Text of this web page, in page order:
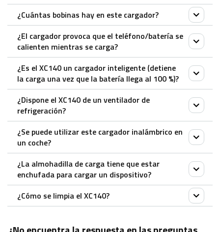
No, el XC140 está diseñado para cargar un teléfono
o accesorio con tecnología Qi.
¿Cuántas bobinas hay en este cargador?
El XC140 cuenta con una sola bobina.
¿El cargador provoca que el teléfono/batería se
calienten mientras se carga?
Todos los cargadores generan algo de calor mientras
se cargan. Los cargadores de pared, las bases de
carga e incluso los bancos de energía portátiles
pierden algo de energía en forma de calor. Los
cargadores inalámbricos no son diferentes; los
cargadores que han sido sometidos a extensas
pruebas de eficiencia minimizarán la cantidad de
energía desperdiciada por el calor. Los cargadores
inalámbricos de Rapoo, incluida la almohadilla XC140,
cuentan con protección contra el sobrecalentamiento
¿Es el XC140 un cargador inteligente (detiene
la carga una vez que la batería llega al 100 %)?
Sí.
¿Dispone el XC140 de un ventilador de
refrigeración?
La almohadilla de carga XC140 tiene un diseño
eficiente en cuanto al calor y sin ventilador que ayuda
a mantener el cargador fresco.
¿Se puede utilizar este cargador inalámbrico en
un coche?
No, la XC140 necesita estar conectada a una toma
de corriente para funcionar.
¿La almohadilla de carga tiene que estar
enchufada para cargar un dispositivo?
Sí.
¿Cómo se limpia el XC140?